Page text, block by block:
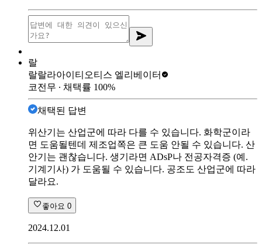
랄
랄랄라아이티 오티스 엘리베이터
코전무 ∙ 채택률 100%
채택된 답변
위산기는 산업군에 따라 다를 수 있습니다. 화학군이라
면 도움될텐데 제조업쪽은 큰 도움 안될 수 있습니다. 산
안기는 괜찮습니다. 생기라면 ADsP나 전공자격증 (예.
기계기사) 가 도움될 수 있습니다. 공조도 산업군에 따라
달라요.
좋아요 0
2024.12.01